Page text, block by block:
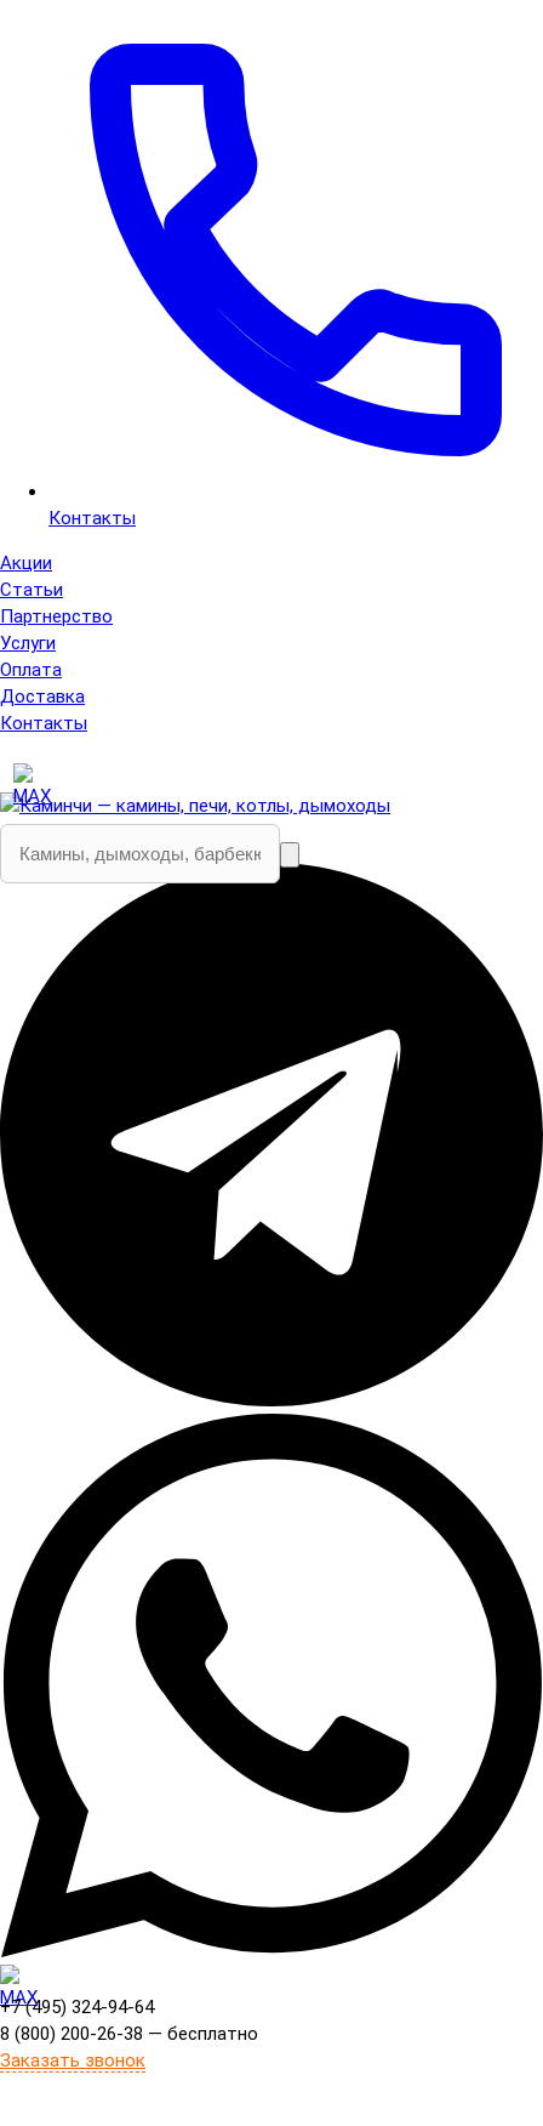
Контакты
Акции
Статьи
Партнерство
Услуги
Оплата
Доставка
Контакты
+7 (495) 324-94-64
8 (800) 200-26-38 — бесплатно
Заказать звонок